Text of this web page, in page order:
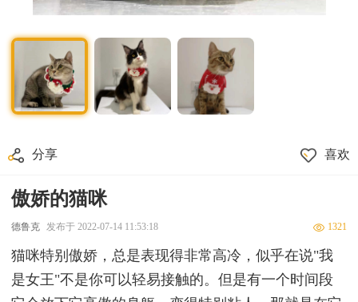
分享 喜欢
傲娇的猫咪
德鲁克 发布于 2022-07-14 11:53:18 1321
猫咪特别傲娇，总是表现得非常高冷，似乎在说"我
是女王"不是你可以轻易接触的。但是有一个时间段